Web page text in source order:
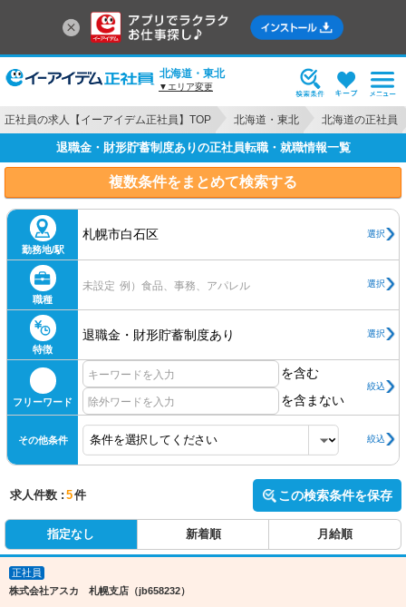
北海道・東北
▼エリア変更
正社員の求人【イーアイデム正社員】TOP 北海道・東北 北海道の正社員
退職金・財形貯蓄制度ありの正社員転職・就職情報一覧
複数条件をまとめて検索する
勤務地/駅
札幌市白石区 選択
職種
未設定 例）食品、事務、アパレル 選択
特徴
退職金・財形貯蓄制度あり 選択
フリーワード
を含む
を含まない
絞込
その他条件 絞込
求人件数 : 5件 この検索条件を保存
指定なし 新着順 月給順
正社員
株式会社アスカ 札幌支店（jb658232）